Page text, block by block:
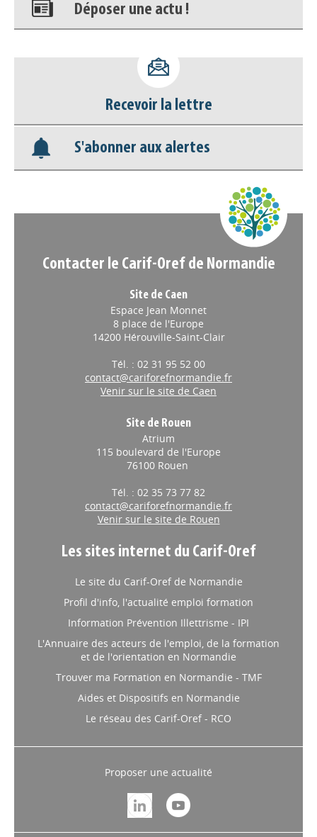
Déposer une actu !
déconnecter)
Base documentaire
Nos veilles Scoop.it
Recevoir la lettre
S'abonner aux alertes
Contacter le Carif-Oref de Normandie
Site de Caen
Espace Jean Monnet
8 place de l'Europe
14200 Hérouville-Saint-Clair
Tél. : 02 31 95 52 00
contact@cariforefnormandie.fr
Venir sur le site de Caen
Site de Rouen
Atrium
115 boulevard de l'Europe
76100 Rouen
Tél. : 02 35 73 77 82
contact@cariforefnormandie.fr
Venir sur le site de Rouen
Les sites internet du Carif-Oref
Le site du Carif-Oref de Normandie
Profil d'info, l'actualité emploi formation
Information Prévention Illettrisme - IPI
L'Annuaire des acteurs de l'emploi, de la formation
et de l'orientation en Normandie
Trouver ma Formation en Normandie - TMF
Aides et Dispositifs en Normandie
Le réseau des Carif-Oref - RCO
Proposer une actualité